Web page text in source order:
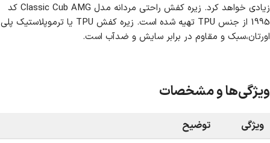
زیادی خواهد کرد. زیره کفش راحتی مردانه مدل Classic Cub AMG کد
1995 از جنس TPU تهیه شده است. زیره کفش TPU یا ترموپلاستیک پلی
اورتان،سبک و مقاوم در برابر سایش و ضدآب است.
ویژگی‌ها و مشخصات
ویژگی توضیح